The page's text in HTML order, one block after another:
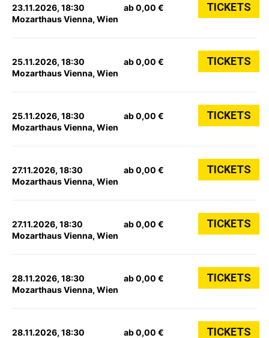
23.11.2026, 18:30
Mozarthaus Vienna, Wien
ab 0,00 € TICKETS
25.11.2026, 18:30
Mozarthaus Vienna, Wien
ab 0,00 € TICKETS
25.11.2026, 18:30
Mozarthaus Vienna, Wien
ab 0,00 € TICKETS
27.11.2026, 18:30
Mozarthaus Vienna, Wien
ab 0,00 € TICKETS
27.11.2026, 18:30
Mozarthaus Vienna, Wien
ab 0,00 € TICKETS
28.11.2026, 18:30
Mozarthaus Vienna, Wien
ab 0,00 € TICKETS
28.11.2026, 18:30 ab 0,00 € TICKETS